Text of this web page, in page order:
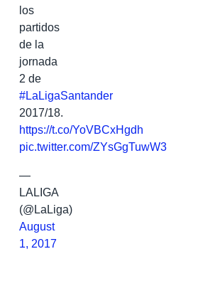
los
partidos
de la
jornada
2 de
#LaLigaSantander
2017/18.
https://t.co/YoVBCxHgdh
pic.twitter.com/ZYsGgTuwW3
—
LALIGA
(@LaLiga)
August
1, 2017